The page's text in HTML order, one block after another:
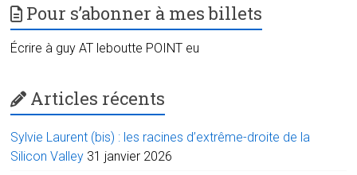
Pour s’abonner à mes billets
Écrire à guy AT leboutte POINT eu
Articles récents
Sylvie Laurent (bis) : les racines d’extrême-droite de la
Silicon Valley 31 janvier 2026